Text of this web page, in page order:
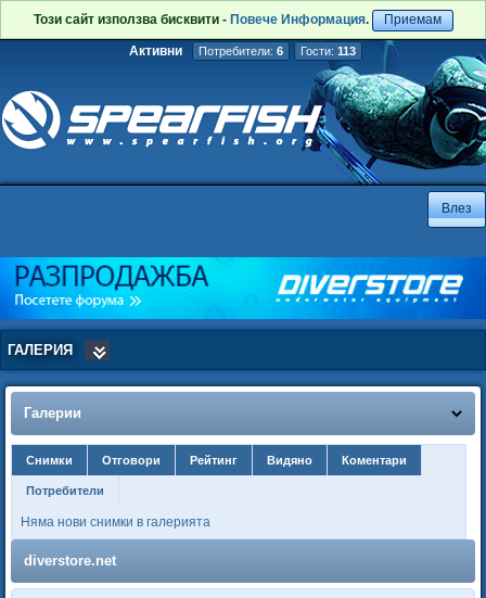
Този сайт използва бисквити - Повече Информация. Приемам
Активни Потребители: 6 Гости: 113
ГАЛЕРИЯ
Галерии
Снимки Отговори Рейтинг Видяно Коментари
Потребители
Няма нови снимки в галерията
diverstore.net